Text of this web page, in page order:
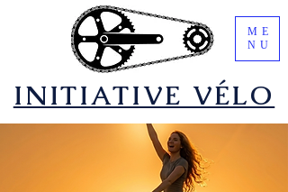
​INITIATIVE VÉLO
ME
NU